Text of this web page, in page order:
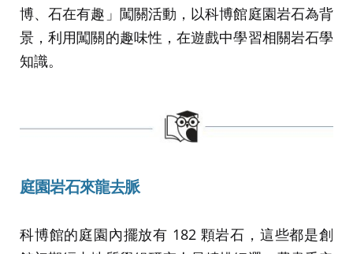
博、石在有趣」闖關活動，以科博館庭園岩石為背
景，利用闖關的趣味性，在遊戲中學習相關岩石學
知識。
庭園岩石來龍去脈
科博館的庭園內擺放有 182 顆岩石，這些都是創